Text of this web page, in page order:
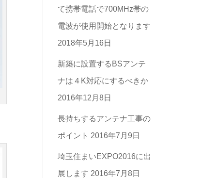
テ
ゴ
リ
ー
一
覧
て携帯電話で700MHz帯の
電波が使用開始となります
2018年5月16日
新築に設置するBSアンテ
ナは４K対応にするべきか
2016年12月8日
長持ちするアンテナ工事の
ポイント 2016年7月9日
埼玉住まいEXPO2016に出
展します 2016年7月8日